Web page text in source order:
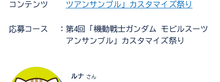
コンテンツ
ツアンサンブル」カスタマイズ祭り
応募コース
：第4回「機動戦士ガンダム モビルスーツ
アンサンブル」カスタマイズ祭り
ルナ さん